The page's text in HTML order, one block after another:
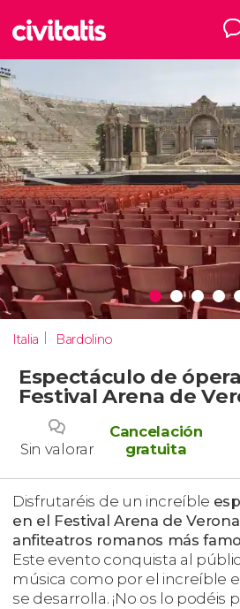
Italia Bardolino
Espectáculo de
Festival Arena de
Sin valorar
Cancelación
gratuita
Disfrutaréis de un increíble
en el Festival Arena de Verona
anfiteatros romanos más
Este evento conquista al
música como por el increíble
se desarrolla. ¡No os lo podéis